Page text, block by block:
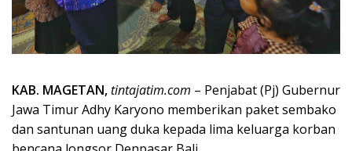
KAB. MAGETAN,tintajatim.com – Penjabat (Pj) Gubernur
Jawa Timur Adhy Karyono memberikan paket sembako
dan santunan uang duka kepada lima keluarga korban